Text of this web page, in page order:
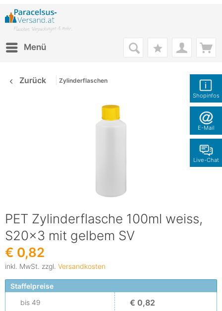
Shopinfos
E-Mail
Live-Chat
Menü
Zurück Zylinderflaschen
PET Zylinderflasche 100ml weiss,
S20x3 mit gelbem SV
€ 0,82
inkl. MwSt. zzgl. Versandkosten
Staffelpreise
bis 49 € 0,82